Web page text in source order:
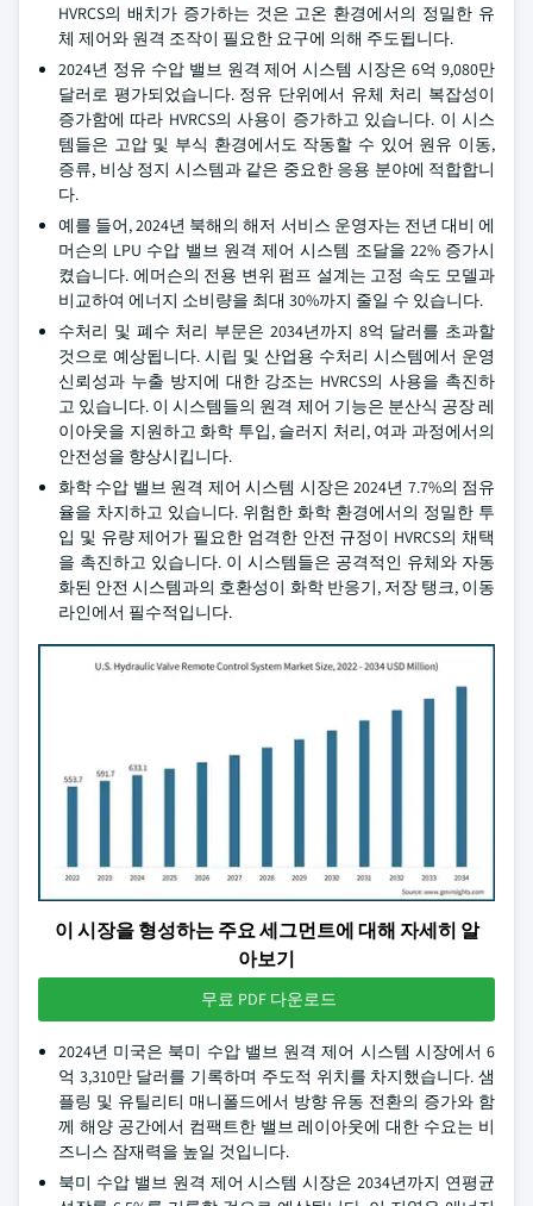
HVRCS의 배치가 증가하는 것은 고온 환경에서의 정밀한 유
체 제어와 원격 조작이 필요한 요구에 의해 주도됩니다.
2024년 정유 수압 밸브 원격 제어 시스템 시장은 6억 9,080만
달러로 평가되었습니다. 정유 단위에서 유체 처리 복잡성이
증가함에 따라 HVRCS의 사용이 증가하고 있습니다. 이 시스
템들은 고압 및 부식 환경에서도 작동할 수 있어 원유 이동,
증류, 비상 정지 시스템과 같은 중요한 응용 분야에 적합합니
다.
예를 들어, 2024년 북해의 해저 서비스 운영자는 전년 대비 에
머슨의 LPU 수압 밸브 원격 제어 시스템 조달을 22% 증가시
켰습니다. 에머슨의 전용 변위 펌프 설계는 고정 속도 모델과
비교하여 에너지 소비량을 최대 30%까지 줄일 수 있습니다.
수처리 및 폐수 처리 부문은 2034년까지 8억 달러를 초과할
것으로 예상됩니다. 시립 및 산업용 수처리 시스템에서 운영
신뢰성과 누출 방지에 대한 강조는 HVRCS의 사용을 촉진하
고 있습니다. 이 시스템들의 원격 제어 기능은 분산식 공장 레
이아웃을 지원하고 화학 투입, 슬러지 처리, 여과 과정에서의
안전성을 향상시킵니다.
화학 수압 밸브 원격 제어 시스템 시장은 2024년 7.7%의 점유
율을 차지하고 있습니다. 위험한 화학 환경에서의 정밀한 투
입 및 유량 제어가 필요한 엄격한 안전 규정이 HVRCS의 채택
을 촉진하고 있습니다. 이 시스템들은 공격적인 유체와 자동
화된 안전 시스템과의 호환성이 화학 반응기, 저장 탱크, 이동
라인에서 필수적입니다.
이 시장을 형성하는 주요 세그먼트에 대해 자세히 알
아보기
무료 PDF 다운로드
2024년 미국은 북미 수압 밸브 원격 제어 시스템 시장에서 6
억 3,310만 달러를 기록하며 주도적 위치를 차지했습니다. 샘
플링 및 유틸리티 매니폴드에서 방향 유동 전환의 증가와 함
께 해양 공간에서 컴팩트한 밸브 레이아웃에 대한 수요는 비
즈니스 잠재력을 높일 것입니다.
북미 수압 밸브 원격 제어 시스템 시장은 2034년까지 연평균